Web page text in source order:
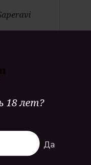
18 лет?
Да
House